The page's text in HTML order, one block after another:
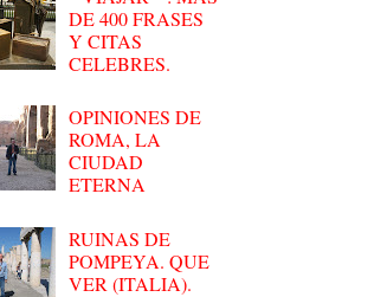
DE 400 FRASES
Y CITAS
CELEBRES.
OPINIONES DE
ROMA, LA
CIUDAD
ETERNA
RUINAS DE
POMPEYA. QUE
VER (ITALIA).